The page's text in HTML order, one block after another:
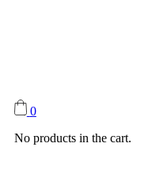
0
No products in the cart.